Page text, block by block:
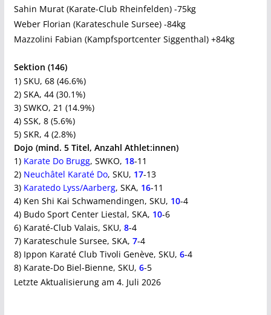
Sahin Murat (Karate-Club Rheinfelden) -75kg
Weber Florian (Karateschule Sursee) -84kg
Mazzolini Fabian (Kampfsportcenter Siggenthal) +84kg
Sektion (146)
1) SKU, 68 (46.6%)
2) SKA, 44 (30.1%)
3) SWKO, 21 (14.9%)
4) SSK, 8 (5.6%)
5) SKR, 4 (2.8%)
Dojo (mind. 5 Titel, Anzahl Athlet:innen)
1) Karate Do Brugg, SWKO, 18-11
2) Neuchâtel Karaté Do, SKU, 17-13
3) Karatedo Lyss/Aarberg, SKA, 16-11
4) Ken Shi Kai Schwamendingen, SKU, 10-4
4) Budo Sport Center Liestal, SKA, 10-6
6) Karaté-Club Valais, SKU, 8-4
7) Karateschule Sursee, SKA, 7-4
8) Ippon Karaté Club Tivoli Genève, SKU, 6-4
8) Karate-Do Biel-Bienne, SKU, 6-5
Letzte Aktualisierung am 4. Juli 2026